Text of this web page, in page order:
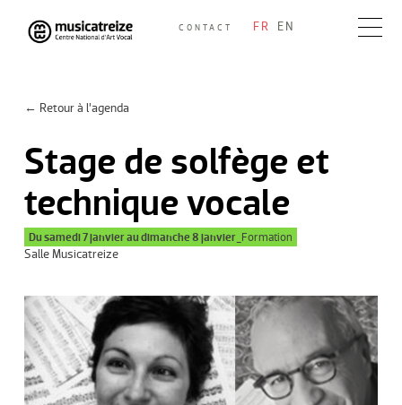
Skip
to
CONTACT FR EN
← Retour à l’agenda
Stage de solfège et
technique vocale
Du samedi 7 janvier au dimanche 8 janvier_ Formation
Salle Musicatreize